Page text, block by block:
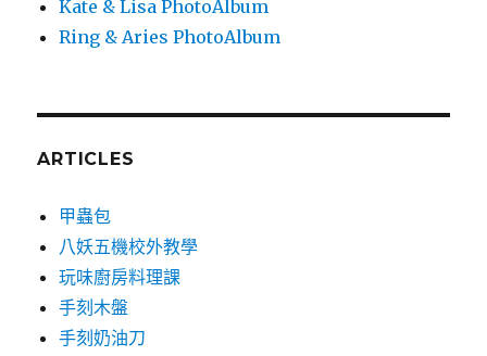
Kate & Lisa PhotoAlbum
Ring & Aries PhotoAlbum
ARTICLES
甲蟲包
八妖五機校外教學
玩味廚房料理課
手刻木盤
手刻奶油刀